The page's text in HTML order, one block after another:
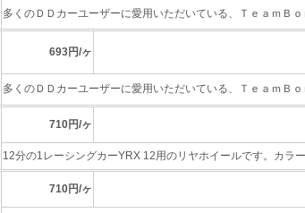
多くのＤＤカーユーザーに愛用いただいている、ＴｅａｍＢｏ
693円/ヶ
多くのＤＤカーユーザーに愛用いただいている、ＴｅａｍＢｏ
710円/ヶ
12分の1レーシングカーYRX 12用のリヤホイールです。カラ
710円/ヶ